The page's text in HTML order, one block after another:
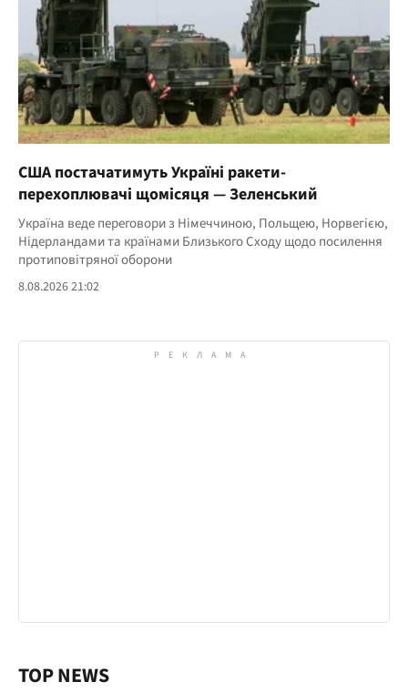
США постачатимуть Україні ракети-
перехоплювачі щомісяця — Зеленський
Україна веде переговори з Німеччиною, Польщею, Норвегією,
Нідерландами та країнами Близького Сходу щодо посилення
протиповітряної оборони
8.08.2026 21:02
TOP NEWS